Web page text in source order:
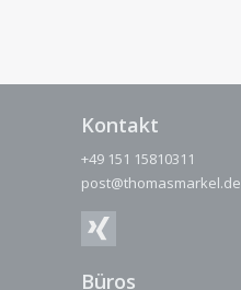
Kontakt
+49 151 15810311
post@thomasmarkel.de
Büros